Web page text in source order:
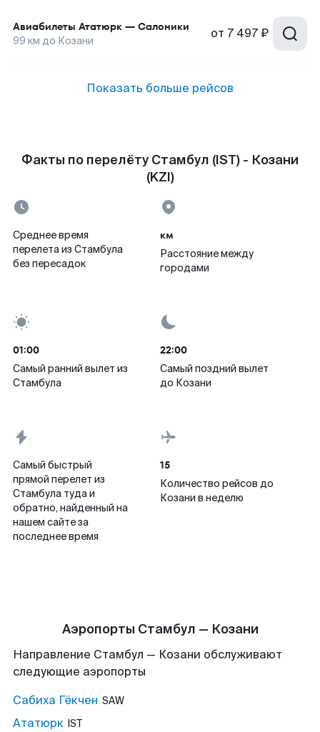
Авиабилеты Ататюрк — Салоники
99 км до Козани от 7 497 ₽
Показать больше рейсов
Факты по перелёту Стамбул (IST) - Козани
(KZI)
Среднее время
перелета из Стамбула
без пересадок
км
Расстояние между
городами
01:00
Самый ранний вылет из
Стамбула
22:00
Самый поздний вылет
до Козани
Самый быстрый
прямой перелет из
Стамбула туда и
обратно, найденный на
нашем сайте за
последнее время
15
Количество рейсов до
Козани в неделю
Аэропорты Стамбул — Козани
Направление Стамбул — Козани обслуживают
следующие аэропорты
Сабиха Гёкчен SAW
Ататюрк IST